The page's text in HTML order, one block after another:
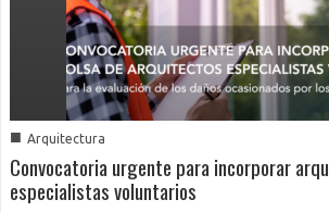
■ Arquitectura
Convocatoria urgente para incorporar
especialistas voluntarios